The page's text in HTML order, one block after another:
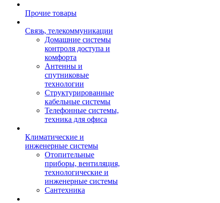
Прочие товары
Связь, телекоммуникации
Домашние системы
контроля доступа и
комфорта
Антенны и
спутниковые
технологии
Структурированные
кабельные системы
Телефонные системы,
техника для офиса
Климатические и
инженерные системы
Отопительные
приборы, вентиляция,
технологические и
инженерные системы
Сантехника